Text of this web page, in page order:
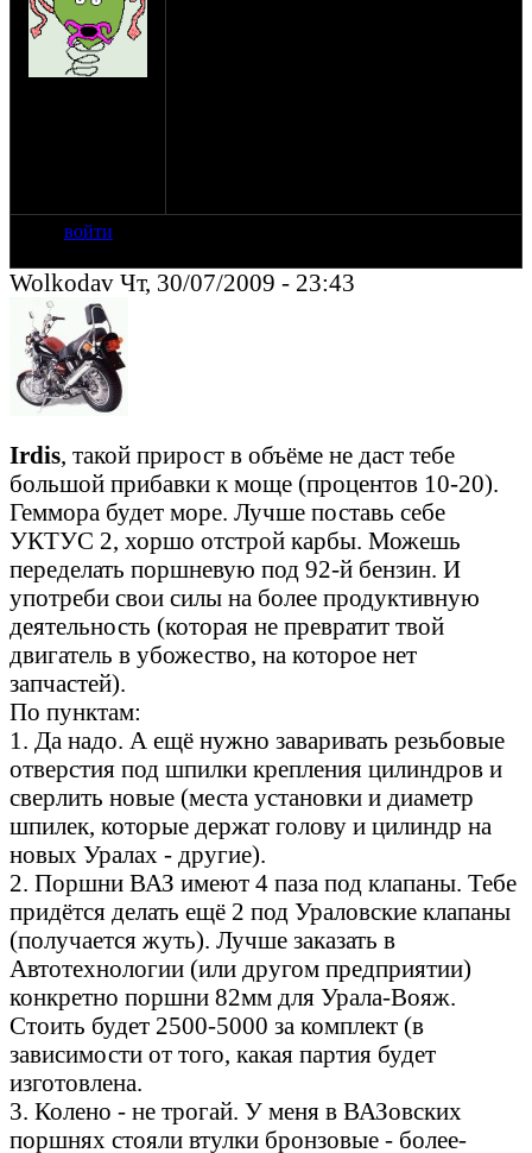
войти
Wolkodav Чт, 30/07/2009 - 23:43
Irdis, такой прирост в объёме не даст тебе
большой прибавки к моще (процентов 10-20).
Геммора будет море. Лучше поставь себе
УКТУС 2, хоршо отстрой карбы. Можешь
переделать поршневую под 92-й бензин. И
употреби свои силы на более продуктивную
деятельность (которая не превратит твой
двигатель в убожество, на которое нет
запчастей).
По пунктам:
1. Да надо. А ещё нужно заваривать резьбовые
отверстия под шпилки крепления цилиндров и
сверлить новые (места установки и диаметр
шпилек, которые держат голову и цилиндр на
новых Уралах - другие).
2. Поршни ВАЗ имеют 4 паза под клапаны. Тебе
придётся делать ещё 2 под Ураловские клапаны
(получается жуть). Лучше заказать в
Автотехнологии (или другом предприятии)
конкретно поршни 82мм для Урала-Вояж.
Стоить будет 2500-5000 за комплект (в
зависимости от того, какая партия будет
изготовлена.
3. Колено - не трогай. У меня в ВАЗовских
поршнях стояли втулки бронзовые - более-